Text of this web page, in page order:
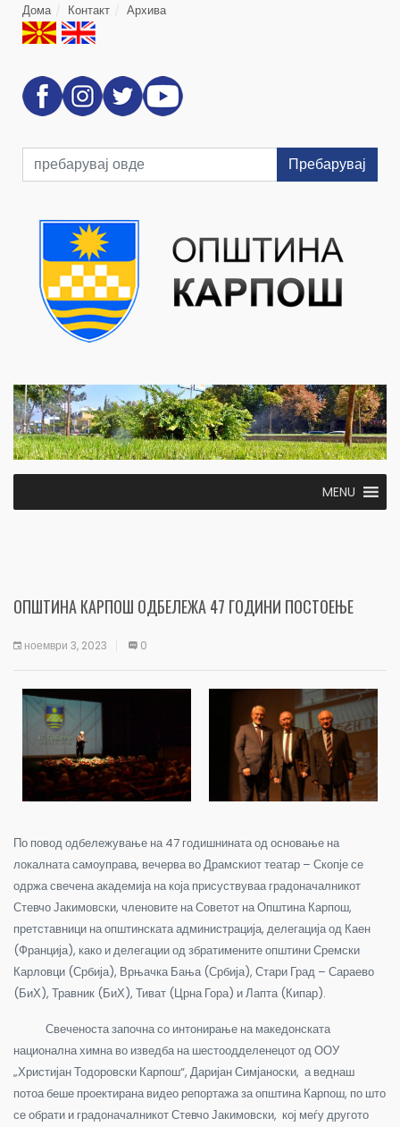
Дома Контакт Архива
Пребарувај
MENU
ОПШТИНА КАРПОШ ОДБЕЛЕЖА 47 ГОДИНИ ПОСТОЕЊЕ
ноември 3, 2023 0
По повод одбележување на 47 годишнината од основање на
локалната самоуправа, вечерва во Драмскиот театар – Скопје се
одржа свечена академија на која присуствуваа градоначалникот
Стевчо Јакимовски, членовите на Советот на Општина Карпош,
претставници на општинската администрација, делегација од Каен
(Франција), како и делегации од збратимените општини Сремски
Карловци (Србија), Врњачка Бања (Србија), Стари Град – Сараево
(БиХ), Травник (БиХ), Тиват (Црна Гора) и Лапта (Кипар).
Свеченоста започна со интонирање на македонската
национална химна во изведба на шестоодделенецот од ООУ
„Христијан Тодоровски Карпош“, Даријан Симјаноски, а веднаш
потоа беше проектирана видео репортажа за општина Карпош, по што
се обрати и градоначалникот Стевчо Јакимовски, кој меѓу другото